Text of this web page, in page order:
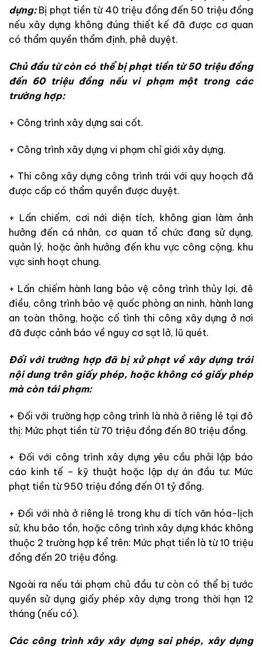
dựng:Bị phạt tiền từ 40 triệu đồng đến 50 triệu đồng
nếu xây dựng không đúng thiết kế đã được cơ quan
có thẩm quyền thẩm định, phê duyệt.
Chủ đầu từ còn có thể bị phạt tiền từ 50 triệu đồng
đến 60 triệu đồng nếu vi phạm một trong các
trường hợp:
+ Công trình xây dựng sai cốt.
+ Công trình xây dựng vi phạm chỉ giới xây dựng.
+ Thi công xây dựng công trình trái với quy hoạch đã
được cấp có thẩm quyền được duyệt.
+ Lấn chiếm, cơi nới diện tích, không gian làm ảnh
hưởng đến cá nhân, cơ quan tổ chức đang sử dụng,
quản lý, hoặc ảnh hưởng đến khu vực công cộng, khu
vực sinh hoạt chung.
+ Lấn chiếm hành lang bảo vệ công trình thủy lợi, đê
điều, công trình bảo vệ quốc phòng an ninh, hành lang
an toàn thông, hoặc cố tình thi công xây dựng ở nơi
đã được cảnh báo về nguy cơ sạt lở, lũ quét.
Đối với trường hợp đã bị xử phạt về xây dựng trái
nội dung trên giấy phép, hoặc không có giấy phép
mà còn tái phạm:
+ Đối với trường hợp công trình là nhà ở riêng lẻ tại đô
thị: Mức phạt tiền từ 70 triệu đồng đến 80 triệu đồng.
+ Đối với công trình xây dựng yêu cầu phải lập báo
cáo kinh tế – kỹ thuật hoặc lập dự án đầu tư: Mức
phạt tiền từ 950 triệu đồng đến 01 tỷ đồng.
+ Đối với nhà ở riêng lẻ trong khu di tích văn hóa-lịch
sử, khu bảo tồn, hoặc công trình xây dựng khác không
thuộc 2 trường hợp kể trên: Mức phạt tiền là từ 10 triệu
đồng đến 20 triệu đồng.
Ngoài ra nếu tái phạm chủ đầu tư còn có thể bị tước
quyền sử dụng giấy phép xây dựng trong thời hạn 12
tháng (nếu có).
Các công trình xây xây dựng sai phép, xây dựng